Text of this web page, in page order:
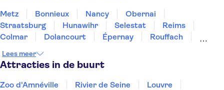
Metz Bonnieux Nancy
Obernai
Straatsburg
Hunawihr Selestat
Reims
Colmar
Dolancourt Épernay
Rouffach
Lees meer
Attracties in de buurt
Zoo d'Amnéville Rivier de Seine
Louvre